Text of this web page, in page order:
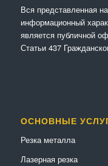
Вся представленная
информационный
является публичной
Статьи 437
ОСНОВНЫЕ
Резка металла
Лазерная резка